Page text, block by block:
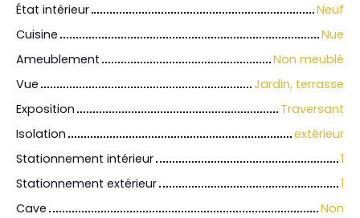
État intérieur
Neuf
Cuisine
Nue
Ameublement
Non meublé
Vue
Jardin, terrasse
Exposition
Traversant
Isolation
extérieur
Stationnement intérieur
1
Stationnement extérieur
1
Cave
Non